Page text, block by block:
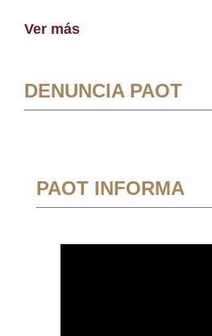
Ver más
DENUNCIA PAOT
PAOT INFORMA